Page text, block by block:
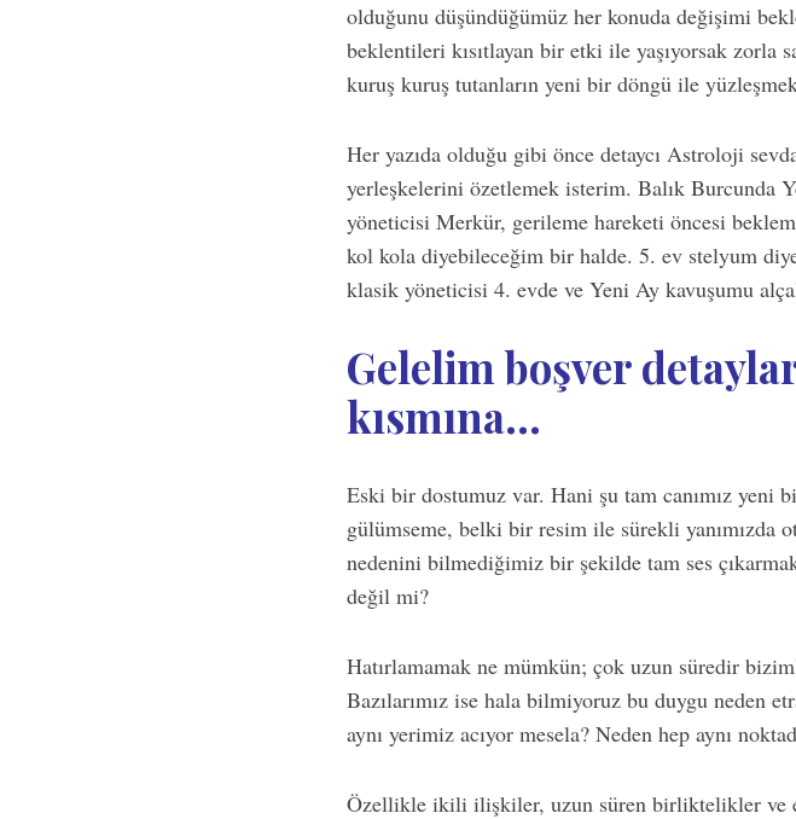
olduğunu düşündüğümüz her konuda değişimi
beklentileri kısıtlayan bir etki ile yaşıyorsak zorla
kuruş kuruş tutanların yeni bir döngü ile
Her yazıda olduğu gibi önce detaycı Astroloji
yerleşkelerini özetlemek isterim. Balık Burcunda
yöneticisi Merkür, gerileme hareketi öncesi
kol kola diyebileceğim bir halde. 5. ev stelyum
klasik yöneticisi 4. evde ve Yeni Ay kavuşumu
Gelelim boşver
kısmına…
Eski bir dostumuz var. Hani şu tam canımız yeni
gülümseme, belki bir resim ile sürekli
nedenini bilmediğimiz bir şekilde tam ses
değil mi?
Hatırlamamak ne mümkün; çok uzun süredir
Bazılarımız ise hala bilmiyoruz bu duygu neden
aynı yerimiz acıyor mesela? Neden hep aynı
Özellikle ikili ilişkiler, uzun süren birliktelikler ve